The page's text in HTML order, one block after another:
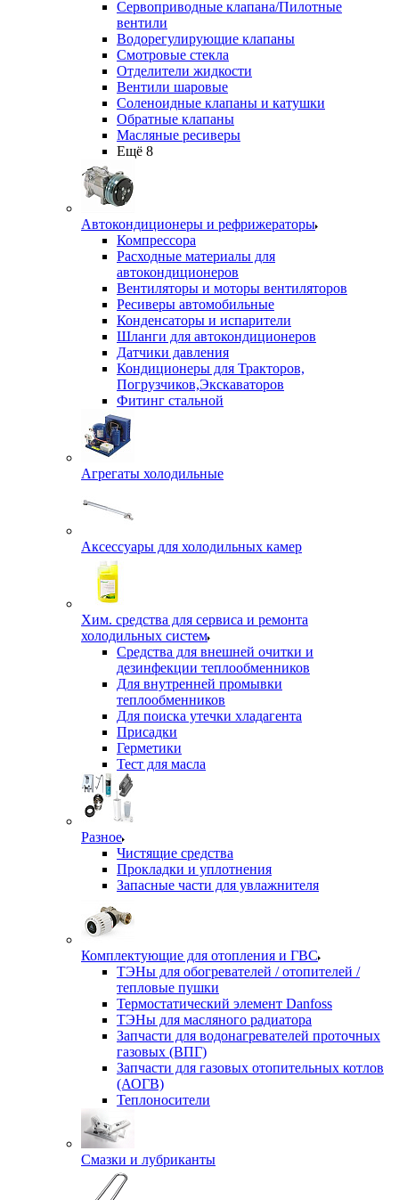
Сервоприводные клапана/Пилотные
вентили
Водорегулирующие клапаны
Смотровые стекла
Отделители жидкости
Вентили шаровые
Соленоидные клапаны и катушки
Обратные клапаны
Масляные ресиверы
Ещё 8
Автокондиционеры и рефрижераторы
Компрессора
Расходные материалы для
автокондиционеров
Вентиляторы и моторы вентиляторов
Ресиверы автомобильные
Конденсаторы и испарители
Шланги для автокондиционеров
Датчики давления
Кондиционеры для Тракторов,
Погрузчиков,Экскаваторов
Фитинг стальной
Агрегаты холодильные
Аксессуары для холодильных камер
Хим. средства для сервиса и ремонта
холодильных систем
Средства для внешней очитки и
дезинфекции теплообменников
Для внутренней промывки
теплообменников
Для поиска утечки хладагента
Присадки
Герметики
Тест для масла
Разное
Чистящие средства
Прокладки и уплотнения
Запасные части для увлажнителя
Комплектующие для отопления и ГВС
ТЭНы для обогревателей / отопителей /
тепловые пушки
Термостатический элемент Danfoss
ТЭНы для масляного радиатора
Запчасти для водонагревателей проточных
газовых (ВПГ)
Запчасти для газовых отопительных котлов
(АОГВ)
Теплоносители
Смазки и лубриканты